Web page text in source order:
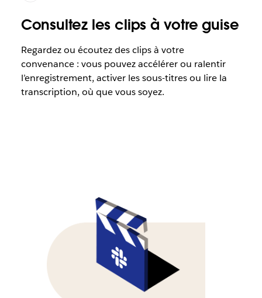
Consultez les clips à votre guise
Regardez ou écoutez des clips à votre
convenance : vous pouvez accélérer ou ralentir
l’enregistrement, activer les sous-titres ou lire la
transcription, où que vous soyez.